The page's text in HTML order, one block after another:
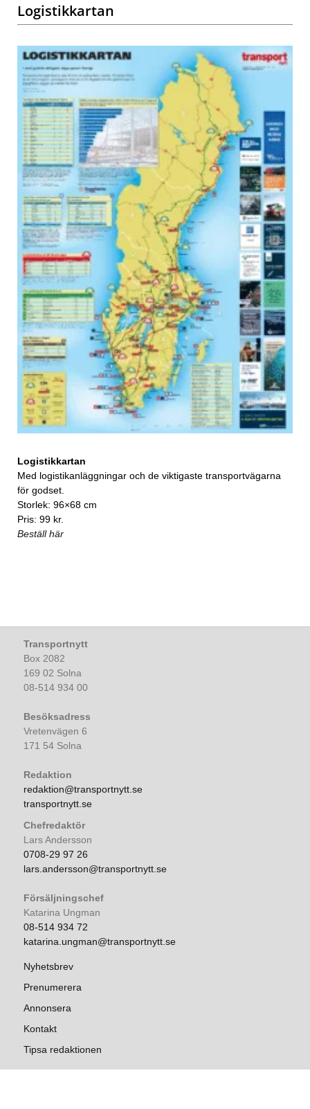
Logistikkartan
Logistikkartan
Med logistikanläggningar och de viktigaste transportvägarna
för godset.
Storlek: 96×68 cm
Pris: 99 kr.
Beställ här
Transportnytt
Box 2082
169 02 Solna
08-514 934 00
Besöksadress
Vretenvägen 6
171 54 Solna
Redaktion
redaktion@transportnytt.se
transportnytt.se
Chefredaktör
Lars Andersson
0708-29 97 26
lars.andersson@transportnytt.se
Försäljningschef
Katarina Ungman
08-514 934 72
katarina.ungman@transportnytt.se
Nyhetsbrev
Prenumerera
Annonsera
Kontakt
Tipsa redaktionen